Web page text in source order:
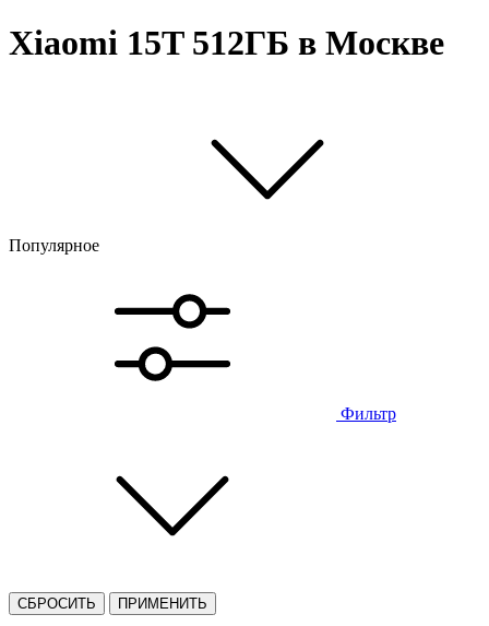
Xiaomi 15T 512ГБ в Москве
Популярное
Фильтр
СБРОСИТЬ ПРИМЕНИТЬ